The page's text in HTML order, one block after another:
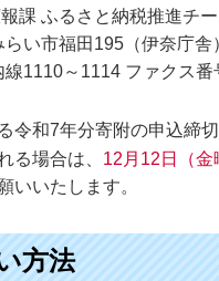
課 ふるさと納税推進チー
い市福田195（伊奈庁舎
1110～1114 ファクス
令和7年分寄附の申込締切
る場合は、 12月12日（金
いいたします。
方法